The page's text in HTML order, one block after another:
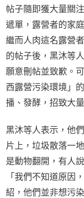
帖子隨即獲大量關
遞單，露營者的家
繼而人肉這名露營
的帖子後，黑沐等
願意刪帖並致歉。
西露營污染環境」
播、發酵，招致大
黑沐等人表示，他
片上，垃圾散落一
是動物翻開，有人
「我們不知道原因
紹，他們並非想污